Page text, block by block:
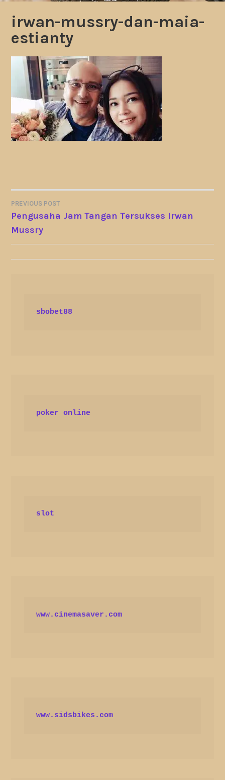
irwan-mussry-dan-maia-
estianty
POST
NAVIGATION
PREVIOUS POST
Pengusaha Jam Tangan Tersukses Irwan
Mussry
sbobet88
poker online
slot
www.cinemasaver.com
www.sidsbikes.com